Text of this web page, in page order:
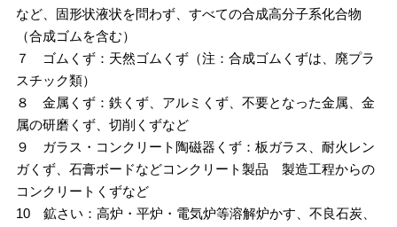
など、固形状液状を問わず、すべての合成高分子系化合物
（合成ゴムを含む）
７ ゴムくず：天然ゴムくず（注：合成ゴムくずは、廃プラ
スチック類）
８ 金属くず：鉄くず、アルミくず、不要となった金属、金
属の研磨くず、切削くずなど
９ ガラス・コンクリート陶磁器くず：板ガラス、耐火レン
ガくず、石膏ボードなどコンクリート製品 製造工程からの
コンクリートくずなど
10 鉱さい：高炉・平炉・電気炉等溶解炉かす、不良石炭、